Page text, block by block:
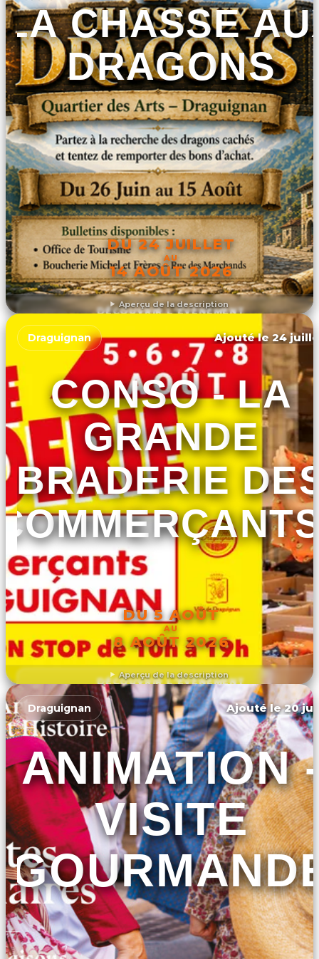
Aperçu de la description
LA CHASSE
DRAGONS
DU 24 JUILLET
AU
14 AOÛT 2026
DÉCOUVRIR L'ÉVÉNEMENT
Aperçu de la description
Draguignan Ajouté le 24
CONSO - LA
GRANDE
BRADERIE
DU 5 AOÛT
AU
8 AOÛT 2026
DÉCOUVRIR L'ÉVÉNEMENT
Draguignan Ajouté le 20
ANIMATION
VISITE